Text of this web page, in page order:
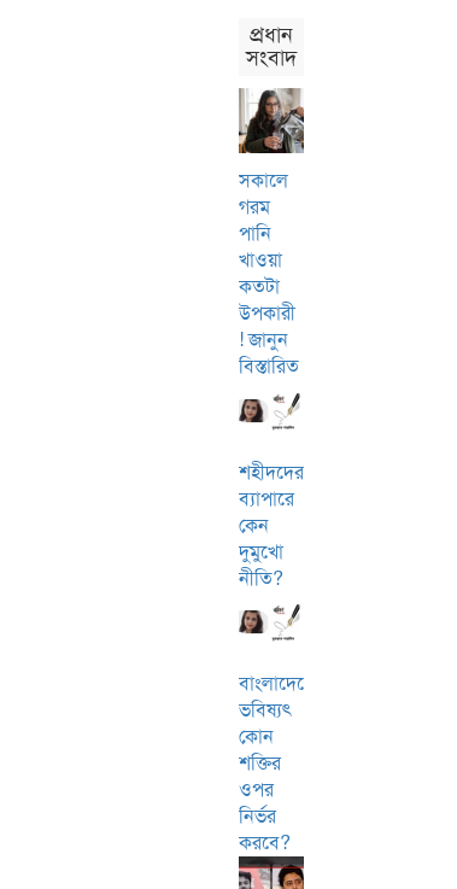
প্রধান
সংবাদ
সকালে
গরম
পানি
খাওয়া
কতটা
উপকারী
! জানুন
বিস্তারিত
শহীদদের
ব্যাপারে
কেন
দুমুখো
নীতি?
বাংলাদেশের
ভবিষ্যৎ
কোন
শক্তির
ওপর
নির্ভর
করবে?